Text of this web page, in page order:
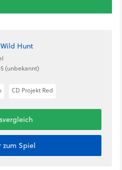
Hunt
(unbekannt)
CD Projekt Red
zum Spiel